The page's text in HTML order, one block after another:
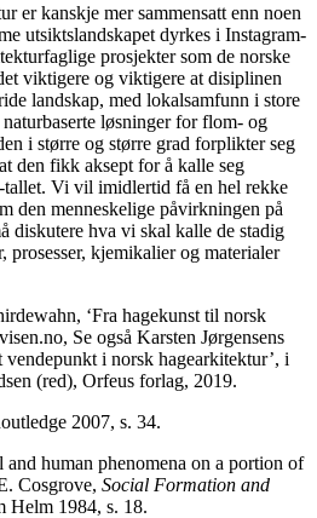
er kanskje mer sammensatt enn noen
utsiktslandskapet dyrkes i Instagram-
prosjekter som de norske
viktigere og viktigere at disiplinen
landskap, med lokalsamfunn i store
løsninger for flom- og
i større og større grad forplikter seg
den fikk aksept for å kalle seg
tallet. Vi vil imidlertid få en hel rekke
den menneskelige påvirkningen på
diskutere hva vi skal kalle de stadig
prosesser, kjemikalier og materialer
‘Fra hagekunst til norsk
Se også Karsten Jørgensens
vendepunkt i norsk hagearkitektur’, i
(red), Orfeus forlag, 2019.
2007, s. 34.
human phenomena on a portion of
Cosgrove, Social Formation and
Helm 1984, s. 18.